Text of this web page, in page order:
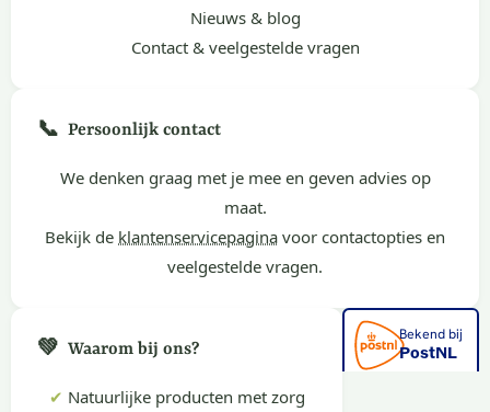
Nieuws & blog
Contact & veelgestelde vragen
📞 Persoonlijk contact
We denken graag met je mee en geven advies op
maat.
Bekijk de klantenservicepagina voor contactopties en
veelgestelde vragen.
💚 Waarom bij ons?
✔ Natuurlijke producten met zorg